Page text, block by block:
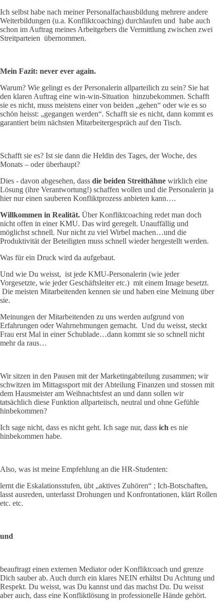
Ich selbst habe nach meiner Personalfachausbildung mehrere andere
Weiterbildungen (u.a. Konfliktcoaching) durchlaufen und habe auch
schon im Auftrag meines Arbeitgebers die Vermittlung zwischen zwei
Streitparteien übernommen.
Mein Fazit: never ever again.
Warum? Wie gelingt es der Personalerin allparteilich zu sein? Sie hat
den klaren Auftrag eine win-win-Situation hinzubekommen. Schafft
sie es nicht, muss meistens einer von beiden „gehen“ oder wie es so
schön heisst: „gegangen werden“. Schafft sie es nicht, dann kommt es
garantiert beim nächsten Mitarbeitergespräch auf den Tisch.
Schafft sie es? Ist sie dann die Heldin des Tages, der Woche, des
Monats – oder überhaupt?
Dies - davon abgesehen, dass die beiden Streithähne wirklich eine
Lösung (ihre Verantwortung!) schaffen wollen und die Personalerin ja
hier nur einen sauberen Konfliktprozess anbieten kann….
Willkommen in Realität. Über Konfliktcoaching redet man doch
nicht offen in einer KMU. Das wird geregelt. Unauffällig und
möglichst schnell. Nur nicht zu viel Wirbel machen…und die
Produktivität der Beteiligten muss schnell wieder hergestellt werden.
Was für ein Druck wird da aufgebaut.
Und wie Du weisst, ist jede KMU-Personalerin (wie jeder
Vorgesetzte, wie jeder Geschäftsleiter etc.) mit einem Image besetzt.
Die meisten Mitarbeitenden kennen sie und haben eine Meinung über
sie.
Meinungen der Mitarbeitenden zu uns werden aufgrund von
Erfahrungen oder Wahrnehmungen gemacht. Und du weisst, steckt
Frau erst Mal in einer Schublade…dann kommt sie so schnell nicht
mehr da raus…
Wir sitzen in den Pausen mit der Marketingabteilung zusammen; wir
schwitzen im Mittagssport mit der Abteilung Finanzen und stossen mit
dem Hausmeister am Weihnachtsfest an und dann sollen wir
tatsächlich diese Funktion allparteiisch, neutral und ohne Gefühle
hinbekommen?
Ich sage nicht, dass es nicht geht. Ich sage nur, dass ich es nie
hinbekommen habe.
Also, was ist meine Empfehlung an die HR-Studenten:
lernt die Eskalationsstufen, übt „aktives Zuhören“ ; Ich-Botschaften,
lasst ausreden, unterlasst Drohungen und Konfrontationen, klärt Rollen
etc. etc.
und
beauftragt einen externen Mediator oder Konfliktcoach und grenze
Dich sauber ab. Auch durch ein klares NEIN erhältst Du Achtung und
Respekt. Du weisst, was Du kannst und das machst Du. Du weisst
aber auch, dass eine Konfliktlösung in professionelle Hände gehört.